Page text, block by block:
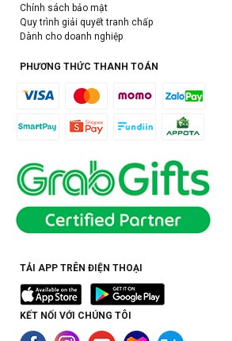
Chính sách bảo mật
Quy trình giải quyết tranh chấp
Dành cho doanh nghiệp
PHƯƠNG THỨC THANH TOÁN
TẢI APP TRÊN ĐIỆN THOẠI
KẾT NỐI VỚI CHÚNG TÔI